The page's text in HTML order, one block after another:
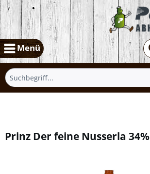
Menü
Prinz Der feine Nusserla 34%